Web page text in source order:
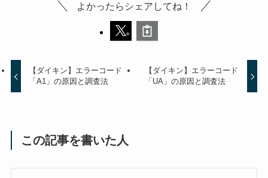
よかったらシェアしてね！
【ダイキン】エラーコード
「A1」の原因と調査法
【ダイキン】エラーコード
「UA」の原因と調査法
この記事を書いた人